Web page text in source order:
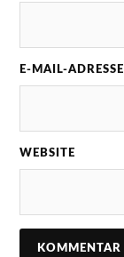
E-MAIL-ADRESSE
WEBSITE